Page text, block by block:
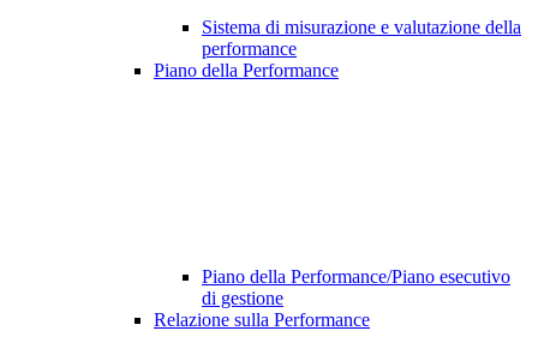
Sistema di misurazione e valutazione della
performance
Piano della Performance
Piano della Performance/Piano esecutivo
di gestione
Relazione sulla Performance